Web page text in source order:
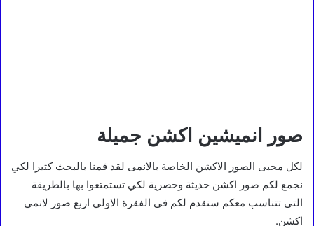
صور انميشين اكشن جميلة
لكل محبى الصور الاكشن الخاصة بالانمى لقد قمنا بالبحث كثيرا لكي
نجمع لكم صور اكشن حديثة وحصرية لكي تستمتعوا بها بالطريقة
التى تتناسب معكم سنقدم لكم فى الفقرة الاولي اربع صور لانمي
اكشن.